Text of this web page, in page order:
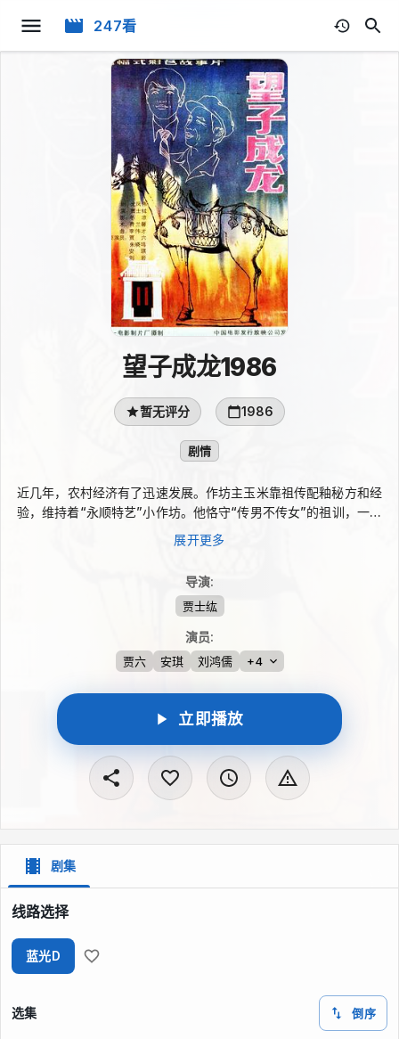
247看
望子成龙1986
暂无评分 1986
剧情
近几年，农村经济有了迅速发展。作坊主玉米靠祖传配釉秘方和经
验，维持着“永顺特艺”小作坊。他恪守“传男不传女”的祖训，一心
想让儿子成龙继承家业，可儿子对此偏偏不感兴趣，整天对着烟花
的研制方法入迷，让玉米又急又气。玉米的徒弟李若愚勤奋好学，
研。，创造出了一种新颖的产品。成龙帮李若愚把父亲的祖传秘方
偷了出来，李若愚更是如虎添翼，烧制出一窑千姿百态的...
展开更多
导演:
贾士纮
演员:
贾六 安琪 刘鸿儒 +4
立即播放
剧集
线路选择
蓝光D
选集 倒序